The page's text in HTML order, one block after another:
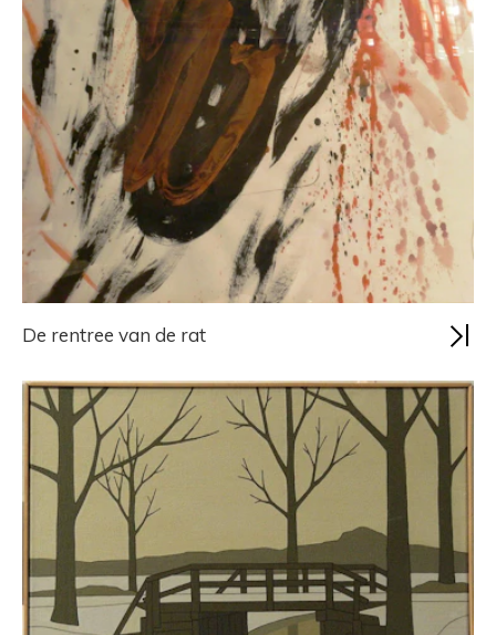
De rentree van de rat